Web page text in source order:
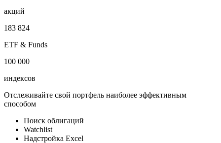
акций
183 824
ETF & Funds
100 000
индексов
Отслеживайте свой портфель наиболее эффективным
способом
Поиск облигаций
Watchlist
Надстройка Excel